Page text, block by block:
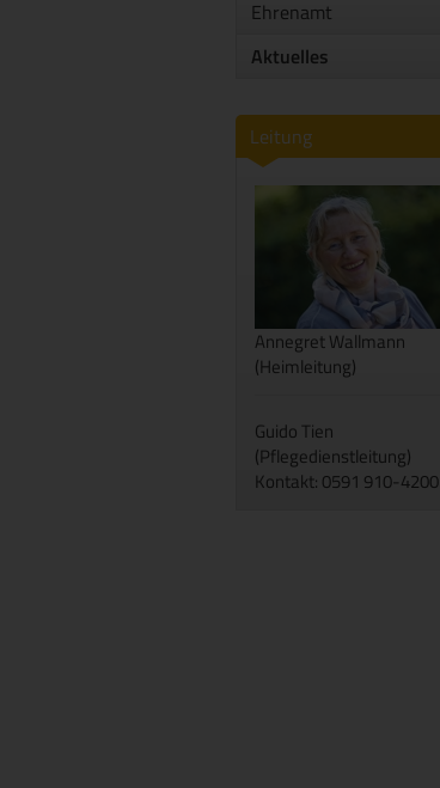
Ehrenamt
Aktuelles
Leitung
Annegret Wallmann
(Heimleitung)
Guido Tien
(Pflegedienstleitung)
Kontakt: 0591 910-4200